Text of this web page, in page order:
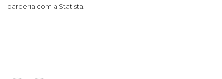
parceria com a Statista.